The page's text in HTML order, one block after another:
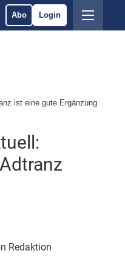
Abo Login
ist eine gute Ergänzung
Redaktion